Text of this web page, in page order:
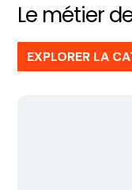
Le métier
EXPLORER LA